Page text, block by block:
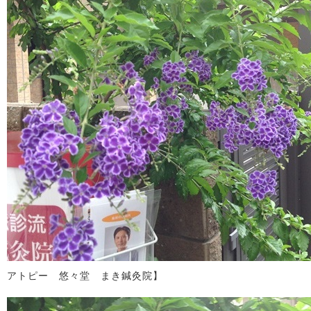
アトピー 悠々堂 まき鍼灸院】